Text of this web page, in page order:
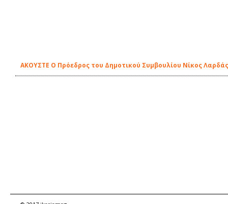
ΑΚΟΥΣΤΕ Ο Πρόεδρος του Δημοτικού Συμβουλίου Νίκος